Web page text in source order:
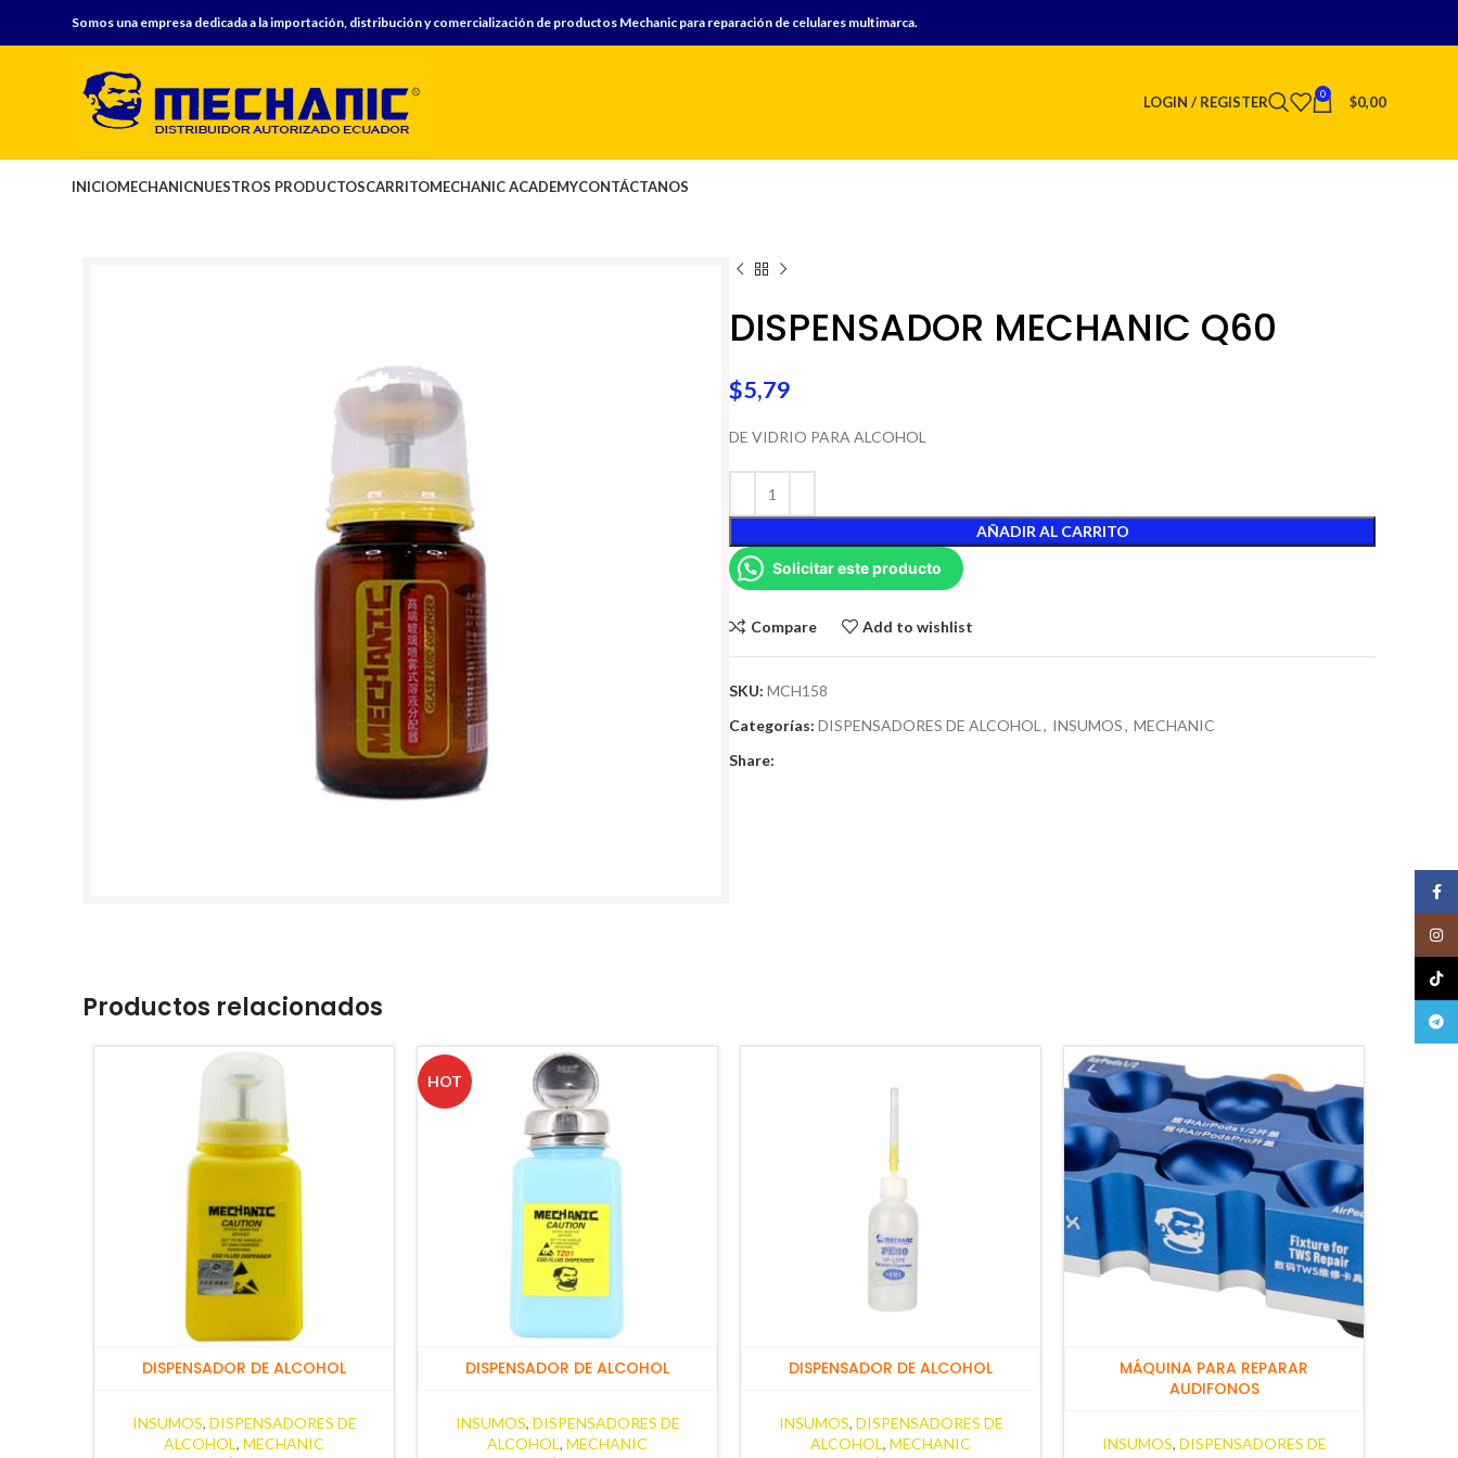
Somos una empresa dedicada a la importación, distribución y comercialización de productos Mechanic para reparación de celulares multimarca.
LOGIN / REGISTER 0 $0,00
INICIOMECHANICNUESTROS PRODUCTOSCARRITOMECHANIC ACADEMYCONTÁCTANOS
DISPENSADOR MECHANIC Q60
$5,79
DE VIDRIO PARA ALCOHOL
AÑADIR AL CARRITO
Solicitar este producto
Compare Add to wishlist
SKU: MCH158
Categorías: DISPENSADORES DE ALCOHOL , INSUMOS, MECHANIC
Share:
Productos relacionados
DISPENSADOR DE ALCOHOL
INSUMOS, DISPENSADORES DE
ALCOHOL, MECHANIC
HOT
DISPENSADOR DE ALCOHOL
INSUMOS, DISPENSADORES DE
ALCOHOL, MECHANIC
DISPENSADOR DE ALCOHOL
INSUMOS, DISPENSADORES DE
ALCOHOL, MECHANIC
MÁQUINA PARA REPARAR
AUDIFONOS
INSUMOS, DISPENSADORES DE